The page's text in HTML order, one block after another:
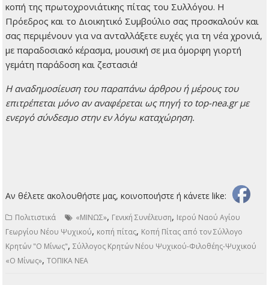
κοπή της πρωτοχρονιάτικης πίτας του Συλλόγου. Η
Πρόεδρος και το Διοικητικό Συμβούλιο σας προσκαλούν και
σας περιμένουν για να ανταλλάξετε ευχές για τη νέα χρονιά,
με παραδοσιακό κέρασμα, μουσική σε μια όμορφη γιορτή
γεμάτη παράδοση και ζεστασιά!
H αναδημοσίευση του παραπάνω άρθρου ή μέρους του
επιτρέπεται μόνο αν αναφέρεται ως πηγή το top-nea.gr με
ενεργό σύνδεσμο στην εν λόγω καταχώρηση.
Αν θέλετε ακολουθήστε μας, κοινοποιήστε ή κάνετε like:
Πολιτιστικά «ΜΙΝΩΣ», Γενική Συνέλευση, Ιερού Ναού Αγίου
Γεωργίου Νέου Ψυχικού, κοπή πίτας, Κοπή Πίτας από τον Σύλλογο
Κρητών "Ο Μίνως",Σύλλογος Κρητών Νέου Ψυχικού-Φιλοθέης-Ψυχικού
«Ο Μίνως»,ΤΟΠΙΚΑ ΝΕΑ